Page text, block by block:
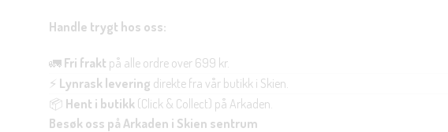
Handle trygt hos oss:
🚛 Fri frakt på alle ordre over 699 kr.
⚡ Lynrask levering direkte fra vår butikk i Skien.
📦 Hent i butikk (Click & Collect) på Arkaden.
Besøk oss på Arkaden i Skien sentrum